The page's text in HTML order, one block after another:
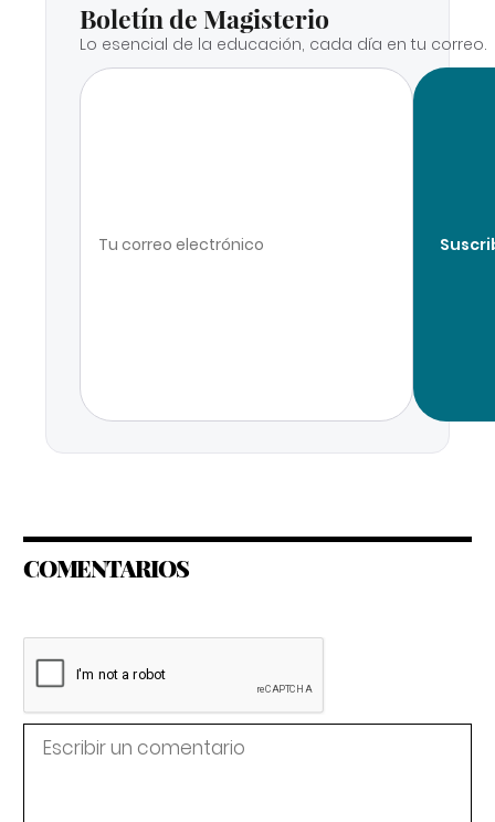
Boletín de Magisterio
Lo esencial de la educación, cada día en tu correo.
COMENTARIOS